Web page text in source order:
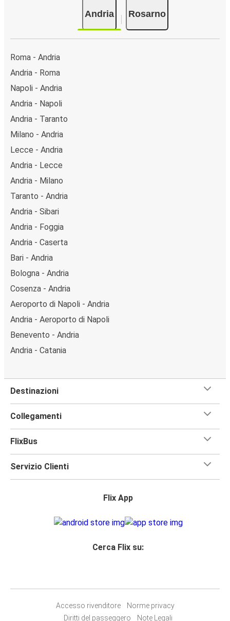
Andria Rosarno
Roma - Andria
Andria - Roma
Napoli - Andria
Andria - Napoli
Andria - Taranto
Milano - Andria
Lecce - Andria
Andria - Lecce
Andria - Milano
Taranto - Andria
Andria - Sibari
Andria - Foggia
Andria - Caserta
Bari - Andria
Bologna - Andria
Cosenza - Andria
Aeroporto di Napoli - Andria
Andria - Aeroporto di Napoli
Benevento - Andria
Andria - Catania
Destinazioni
Collegamenti
FlixBus
Servizio Clienti
Flix App
Cerca Flix su:
Accesso rivenditore
Norme privacy
Diritti del passeggero
Note Legali